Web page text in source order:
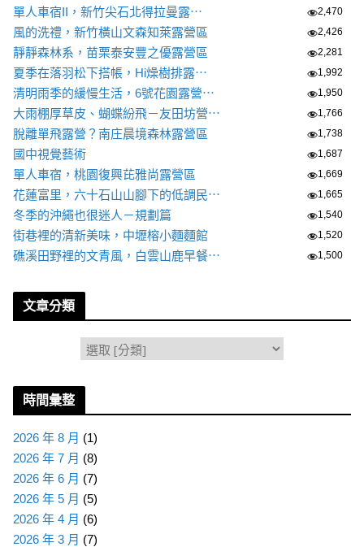
單人車宿II，新竹尖石北得拉曼露⋯ 2,470
風的洗禮，新竹橫山文森知萊露營區 2,426
靜靜森林系，苗栗泰安豐之優露營區 2,281
夏季在落羽松下搭帳，Hi燥樹排露⋯ 1,992
清明雨季的緩慢生活，6號花園露營⋯ 1,950
大雨棚厚草皮、蝴蝶紛飛－友田坊營⋯ 1,766
脫離單飛露營？南庄晨境森林露營區 1,738
國中視覺藝術 1,687
單人車宿，桃園復興芘雅尚露營區 1,669
花蓮富里，六十石山山腳下的低調民⋯ 1,665
冬季的沖繩也很迷人－規劃篇 1,540
街巷裡的清新美味，中壢榕小麵麵館 1,520
礁溪田野裡的文青風，白雲山鹿早餐⋯ 1,500
文章分類
分
時間彙整
2026 年 8 月 (1)
2026 年 7 月 (8)
2026 年 6 月 (7)
2026 年 5 月 (5)
2026 年 4 月 (6)
2026 年 3 月 (7)